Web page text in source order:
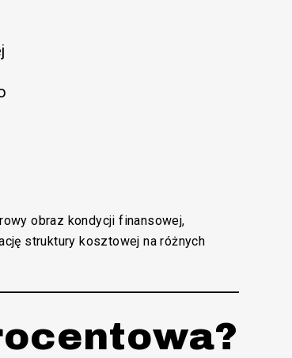
obraz kondycji finansowej,
struktury kosztowej na różnych